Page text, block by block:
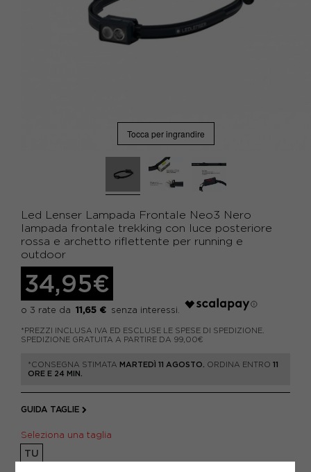
Tocca per ingrandire
Led Lenser Lampada Frontale Neo3 Nero
lampada frontale trekking con luce posteriore
rossa e archetto riflettente per running e
outdoor
34,95€
11,65 €
*PREZZI INCLUSA IVA ED ESCLUSE LE SPESE DI SPEDIZIONE.
SPEDIZIONE GRATUITA A PARTIRE DA 99,00€
*CONSEGNA STIMATA MARTEDÌ 11 AGOSTO. ORDINA ENTRO 11
ORE E 24 MIN.
GUIDA TAGLIE
Seleziona una taglia
TU